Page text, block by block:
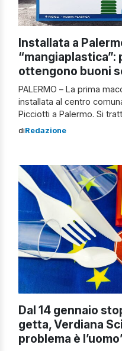
Installata a
ottengono buoni
PALERMO – La prima
installata al centro
Picciotti a Palermo. Si
raccolta delle bottiglie in
recupero […]
diRedazione
Dal 14 gennaio
getta, Verdiana
problema è